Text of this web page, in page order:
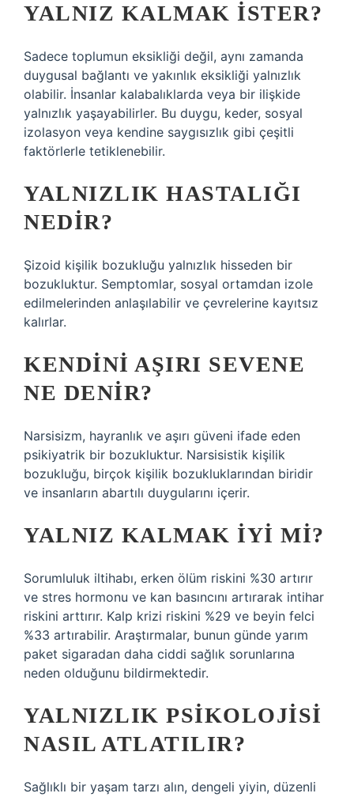
YALNIZ KALMAK ISTER?
Sadece toplumun eksikliği değil, aynı zamanda
duygusal bağlantı ve yakınlık eksikliği yalnızlık
olabilir. İnsanlar kalabalıklarda veya bir ilişkide
yalnızlık yaşayabilirler. Bu duygu, keder, sosyal
izolasyon veya kendine saygısızlık gibi çeşitli
faktörlerle tetiklenebilir.
YALNIZLIK HASTALIĞI
NEDIR?
Şizoid kişilik bozukluğu yalnızlık hisseden bir
bozukluktur. Semptomlar, sosyal ortamdan izole
edilmelerinden anlaşılabilir ve çevrelerine kayıtsız
kalırlar.
KENDINI AŞIRI SEVENE
NE DENIR?
Narsisizm, hayranlık ve aşırı güveni ifade eden
psikiyatrik bir bozukluktur. Narsisistik kişilik
bozukluğu, birçok kişilik bozukluklarından biridir
ve insanların abartılı duygularını içerir.
YALNIZ KALMAK IYI MI?
Sorumluluk iltihabı, erken ölüm riskini %30 artırır
ve stres hormonu ve kan basıncını artırarak intihar
riskini arttırır. Kalp krizi riskini %29 ve beyin felci
%33 artırabilir. Araştırmalar, bunun günde yarım
paket sigaradan daha ciddi sağlık sorunlarına
neden olduğunu bildirmektedir.
YALNIZLIK PSIKOLOJISI
NASIL ATLATILIR?
Sağlıklı bir yaşam tarzı alın, dengeli yiyin, düzenli